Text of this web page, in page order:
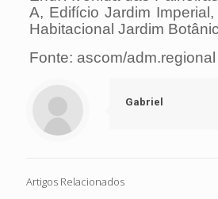
A, Edifício Jardim
Habitacional Jardim
Fonte: ascom/
Gabriel
Artigos Relacionados